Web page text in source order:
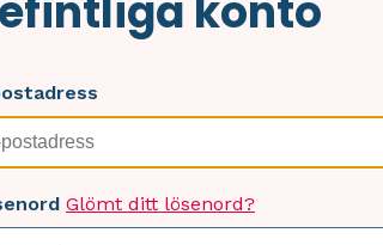
konto
Glömt ditt lösenord?